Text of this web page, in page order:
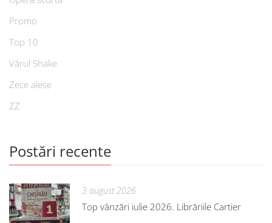
Promo
Top 10
Vărul Shake
Zece alese
ZZ
Postări recente
3 august 2026
Top vânzări iulie 2026. Librăriile Cartier